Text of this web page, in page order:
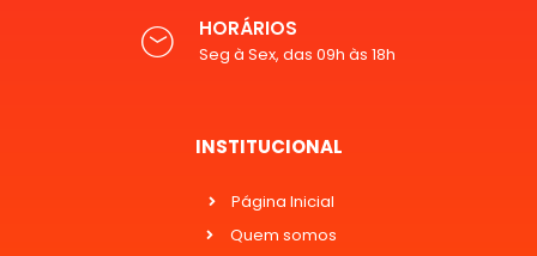
HORÁRIOS
Seg à Sex, das 09h às 18h
INSTITUCIONAL
Página Inicial
Quem somos